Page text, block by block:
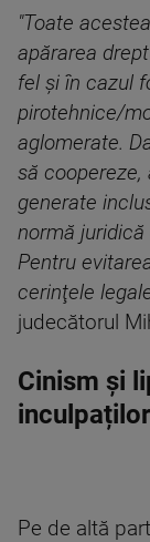
"Toate
apărarea
fel şi în cazul
pirotehnice/
aglomerate.
să
generate
normă
Pentru
cerinţele
judecătorul
Cinism și
inculpaților
Pe de altă